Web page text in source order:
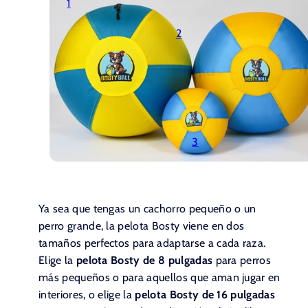
1
2
3
Ya sea que tengas un cachorro pequeño o un
perro grande, la pelota Bosty viene en dos
tamaños perfectos para adaptarse a cada raza.
Elige la pelota Bosty de 8 pulgadas para perros
más pequeños o para aquellos que aman jugar en
interiores, o elige la pelota Bosty de 16 pulgadas